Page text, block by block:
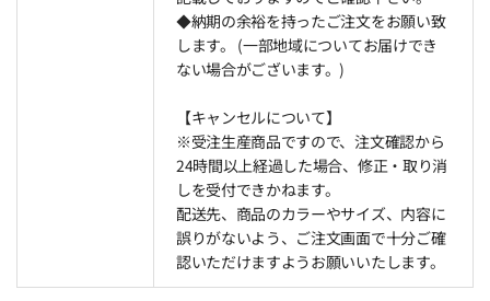
◆納期の余裕を持ったご注文をお願い致
します。 (一部地域についてお届けでき
ない場合がございます。)
【キャンセルについて】
※受注生産商品ですので、注文確認から
24時間以上経過した場合、修正・取り消
しを受付できかねます。
配送先、商品のカラーやサイズ、内容に
誤りがないよう、ご注文画面で十分ご確
認いただけますようお願いいたします。